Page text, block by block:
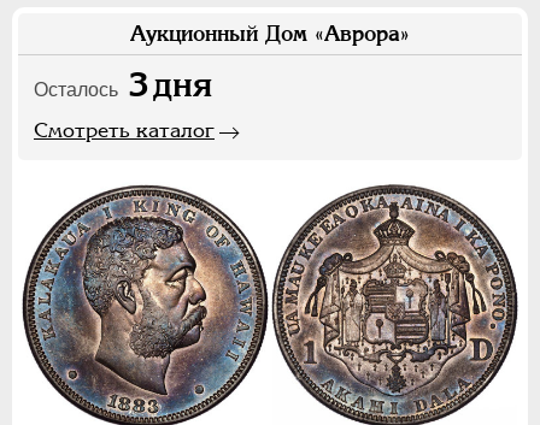
Аукционный Дом «Аврора»
Осталось 3дня
Смотреть каталог